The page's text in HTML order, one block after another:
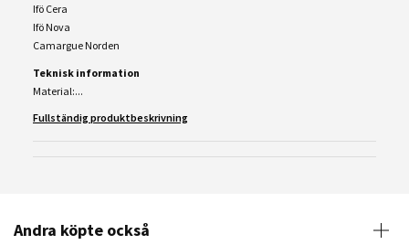
Ifö Cera
Ifö Nova
Camargue Norden
Teknisk information
Material:...
Fullständig produktbeskrivning
Andra köpte också